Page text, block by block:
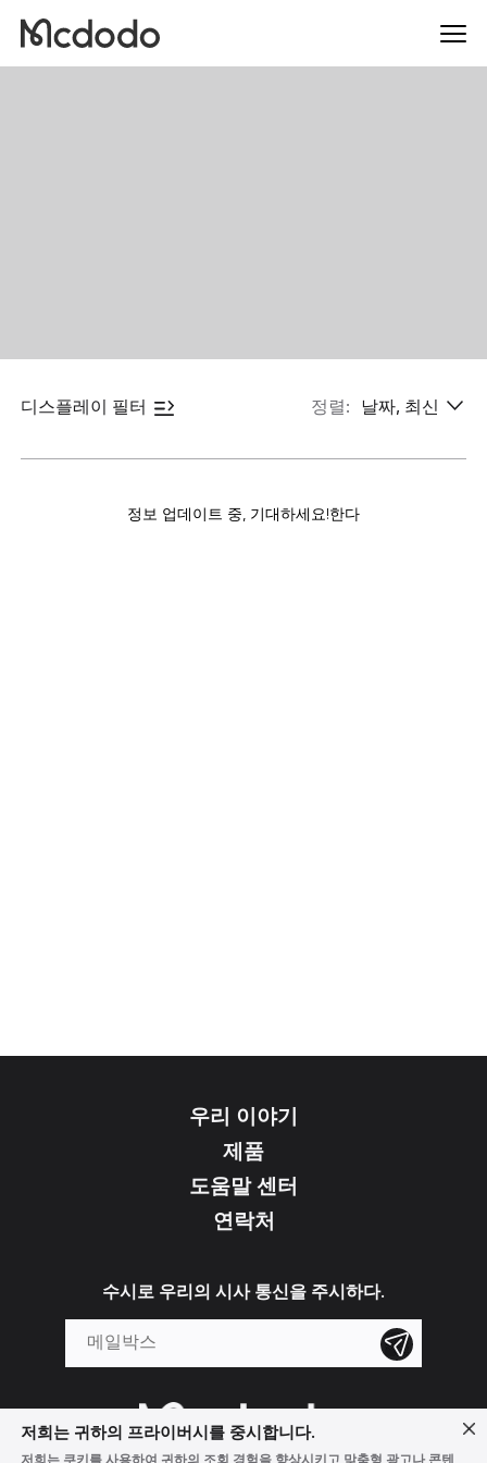
디스플레이 필터 정렬: 날짜, 최신
정보 업데이트 중, 기대하세요!한다
우리 이야기
제품
도움말 센터
연락처
수시로 우리의 시사 통신을 주시하다.
저희는 귀하의 프라이버시를 중시합니다.
저희는 쿠키를 사용하여 귀하의 조회 경험을 향상시키고 맞춤형 광고나 콘텐